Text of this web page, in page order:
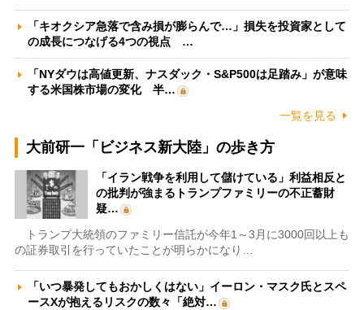
「キオクシア急落で含み損が膨らんで…」損失を投資家として
の成長につなげる4つの視点 …
「NYダウは高値更新、ナスダック・S&P500は足踏み」が意味
する米国株市場の変化 半…
一覧を見る
大前研一「ビジネス新大陸」の歩き方
「イラン戦争を利用して儲けている」利益相反と
の批判が強まるトランプファミリーの不正蓄財
疑…
トランプ大統領のファミリー信託が今年1～3月に3000回以上も
の証券取引を行っていたことが明らかになり…
「いつ暴発してもおかしくはない」イーロン・マスク氏とスペ
ースXが抱えるリスクの数々「絶対…